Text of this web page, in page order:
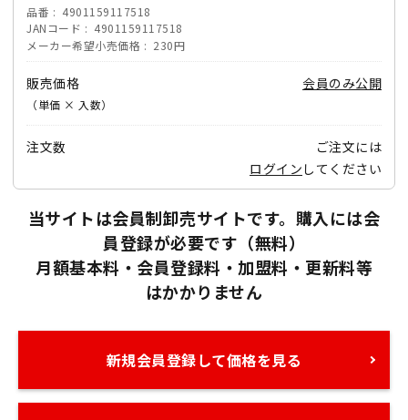
品番
4901159117518
JANコード
4901159117518
メーカー希望小売価格
230円
販売価格
（単価 × 入数）
会員のみ公開
注文数
ご注文には
ログイン してください
当サイトは会員制卸売サイトです。購入には会
員登録が必要です（無料）
月額基本料・会員登録料・加盟料・更新料等
はかかりません
新規会員登録して価格を見る